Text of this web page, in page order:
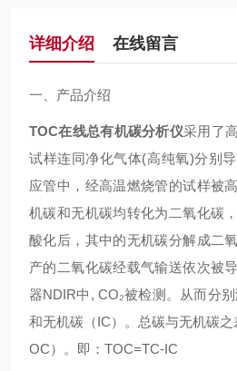
详细介绍 在线留言
一、产品介绍
TOC在线总有机碳分析仪采用了
试样连同净化气体(高纯氧)分别
应管中，经高温燃烧管的试样被
机碳和无机碳均转化为二氧化碳
酸化后，其中的无机碳分解成二
产的二氧化碳经载气输送依次被
器NDIR中, CO₂被检测。从而分别
和无机碳（IC）。总碳与无机碳
OC）。即：TOC=TC-IC